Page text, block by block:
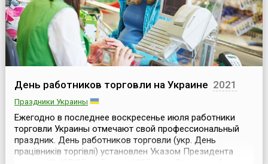
День работников торговли на Украине 2021
Праздники Украины
Ежегодно в последнее воскресенье июля работники
торговли Украины отмечают свой профессиональный
праздник. День работников торговли (укр. День
працівників торгівлі) установлен Указом Президента